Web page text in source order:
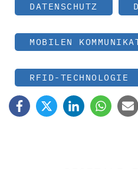
DATENSCHUTZ
MOBILEN
RFID-TECHNOLOGIE